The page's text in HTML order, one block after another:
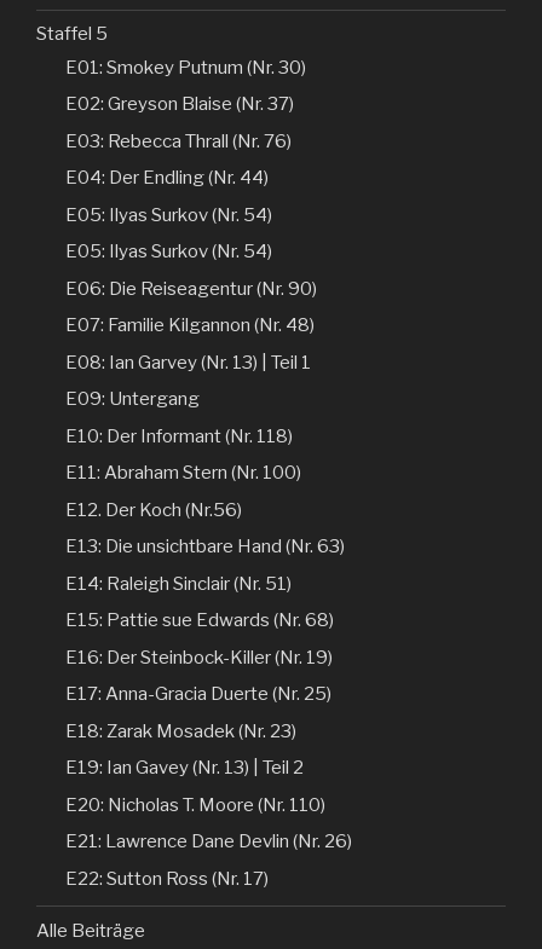
Staffel 5
E01: Smokey Putnum (Nr. 30)
E02: Greyson Blaise (Nr. 37)
E03: Rebecca Thrall (Nr. 76)
E04: Der Endling (Nr. 44)
E05: Ilyas Surkov (Nr. 54)
E05: Ilyas Surkov (Nr. 54)
E06: Die Reiseagentur (Nr. 90)
E07: Familie Kilgannon (Nr. 48)
E08: Ian Garvey (Nr. 13) | Teil 1
E09: Untergang
E10: Der Informant (Nr. 118)
E11: Abraham Stern (Nr. 100)
E12. Der Koch (Nr.56)
E13: Die unsichtbare Hand (Nr. 63)
E14: Raleigh Sinclair (Nr. 51)
E15: Pattie sue Edwards (Nr. 68)
E16: Der Steinbock-Killer (Nr. 19)
E17: Anna-Gracia Duerte (Nr. 25)
E18: Zarak Mosadek (Nr. 23)
E19: Ian Gavey (Nr. 13) | Teil 2
E20: Nicholas T. Moore (Nr. 110)
E21: Lawrence Dane Devlin (Nr. 26)
E22: Sutton Ross (Nr. 17)
Alle Beiträge